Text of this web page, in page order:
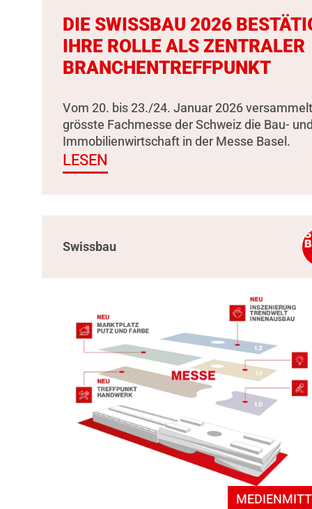
DIE SWISSBAU 2026
IHRE ROLLE ALS ZENTRALER
BRANCHENTREFFPUNKT
Vom 20. bis 23./24. Januar 2026
grösste Fachmesse der Schweiz die Bau-
Immobilienwirtschaft in der Messe Basel.
LESEN
Swissbau